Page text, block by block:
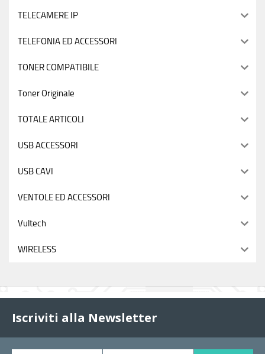
TELECAMERE IP
TELEFONIA ED ACCESSORI
TONER COMPATIBILE
Toner Originale
TOTALE ARTICOLI
USB ACCESSORI
USB CAVI
VENTOLE ED ACCESSORI
Vultech
WIRELESS
Iscriviti alla Newsletter